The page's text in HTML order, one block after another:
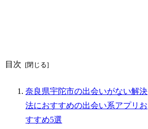
目次
奈良県宇陀市の出会いがない解決
法におすすめの出会い系アプリお
すすめ5選